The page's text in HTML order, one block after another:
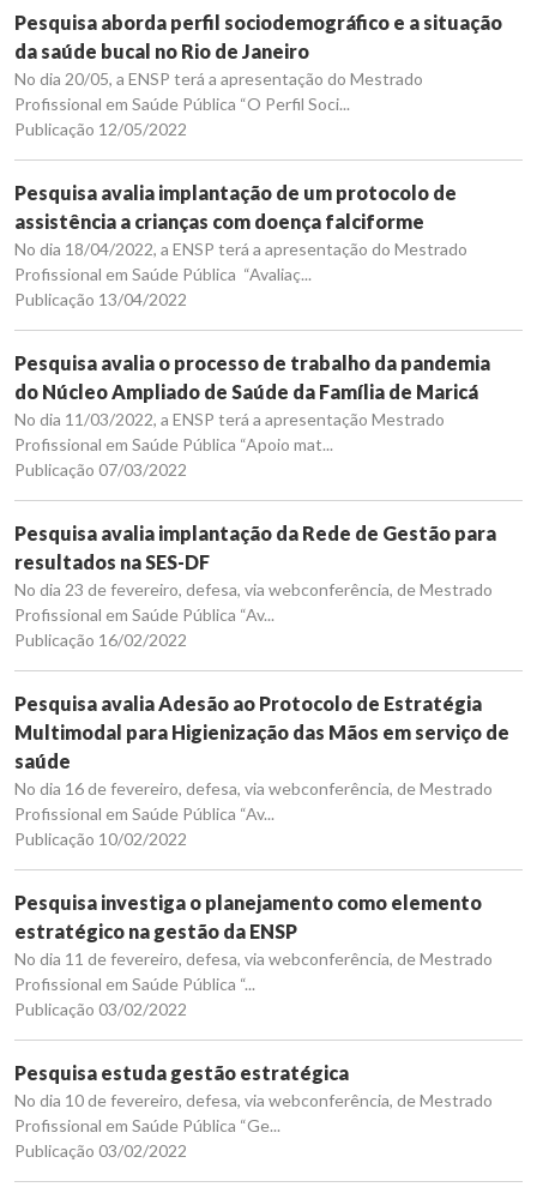
Pesquisa aborda perfil sociodemográfico e a situação
da saúde bucal no Rio de Janeiro
No dia 20/05, a ENSP terá a apresentação do Mestrado
Profissional em Saúde Pública “O Perfil Soci...
Publicação 12/05/2022
Pesquisa avalia implantação de um protocolo de
assistência a crianças com doença falciforme
No dia 18/04/2022, a ENSP terá a apresentação do Mestrado
Profissional em Saúde Pública “Avaliaç...
Publicação 13/04/2022
Pesquisa avalia o processo de trabalho da pandemia
do Núcleo Ampliado de Saúde da Família de Maricá
No dia 11/03/2022, a ENSP terá a apresentação Mestrado
Profissional em Saúde Pública “Apoio mat...
Publicação 07/03/2022
Pesquisa avalia implantação da Rede de Gestão para
resultados na SES-DF
No dia 23 de fevereiro, defesa, via webconferência, de Mestrado
Profissional em Saúde Pública “Av...
Publicação 16/02/2022
Pesquisa avalia Adesão ao Protocolo de Estratégia
Multimodal para Higienização das Mãos em serviço de
saúde
No dia 16 de fevereiro, defesa, via webconferência, de Mestrado
Profissional em Saúde Pública “Av...
Publicação 10/02/2022
Pesquisa investiga o planejamento como elemento
estratégico na gestão da ENSP
No dia 11 de fevereiro, defesa, via webconferência, de Mestrado
Profissional em Saúde Pública “...
Publicação 03/02/2022
Pesquisa estuda gestão estratégica
No dia 10 de fevereiro, defesa, via webconferência, de Mestrado
Profissional em Saúde Pública “Ge...
Publicação 03/02/2022